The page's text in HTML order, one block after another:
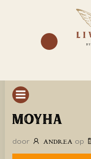
MOYHA
door ANDREA op